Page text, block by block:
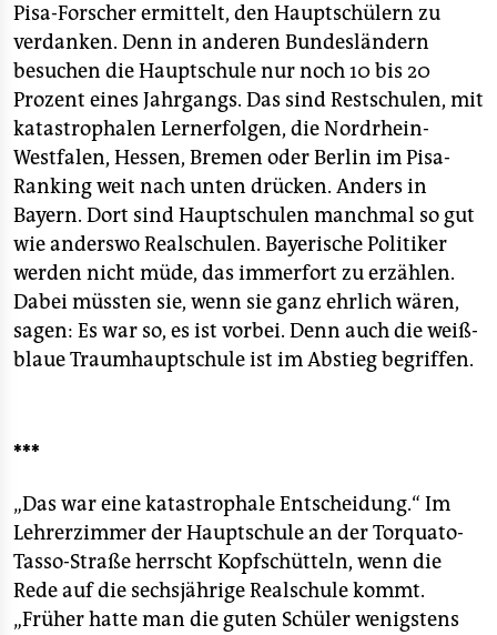
Pisa-Forscher ermittelt, den Hauptschülern zu
verdanken. Denn in anderen Bundesländern
besuchen die Hauptschule nur noch 10 bis 20
Prozent eines Jahrgangs. Das sind Restschulen, mit
katastrophalen Lernerfolgen, die Nordrhein-
Westfalen, Hessen, Bremen oder Berlin im Pisa-
Ranking weit nach unten drücken. Anders in
Bayern. Dort sind Hauptschulen manchmal so gut
wie anderswo Realschulen. Bayerische Politiker
werden nicht müde, das immerfort zu erzählen.
Dabei müssten sie, wenn sie ganz ehrlich wären,
sagen: Es war so, es ist vorbei. Denn auch die weiß-
blaue Traumhauptschule ist im Abstieg begriffen.
***
„Das war eine katastrophale Entscheidung.“ Im
Lehrerzimmer der Hauptschule an der Torquato-
Tasso-Straße herrscht Kopfschütteln, wenn die
Rede auf die sechsjährige Realschule kommt.
„Früher hatte man die guten Schüler wenigstens